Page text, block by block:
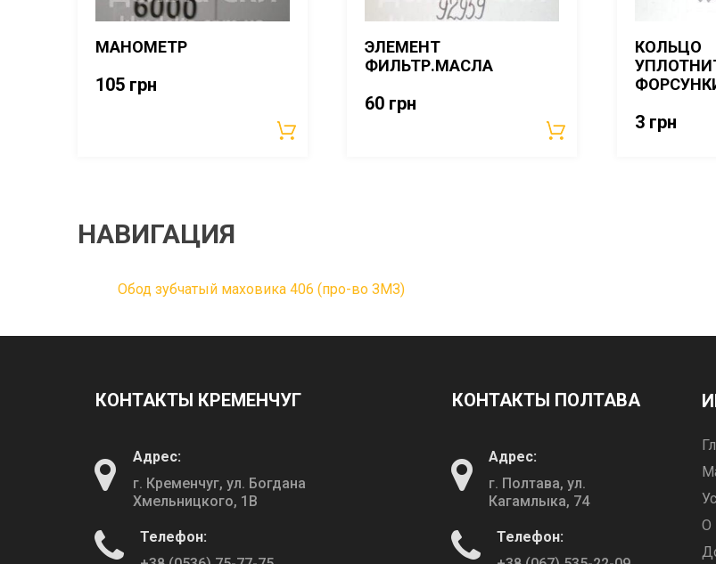
МАНОМЕТР
105 грн
ЭЛЕМЕНТ
ФИЛЬТР.МАСЛА
60 грн
КОЛЬЦО
3 грн
НАВИГАЦИЯ
Обод зубчатый маховика 406 (про-во ЗМЗ)
КОНТАКТЫ КРЕМЕНЧУГ
Адрес:
г. Кременчуг, ул. Богдана
Хмельницкого, 1В
Телефон:
КОНТАКТЫ ПОЛТАВА
Адрес:
г. Полтава, ул.
Кагамлыка, 74
Телефон:
О